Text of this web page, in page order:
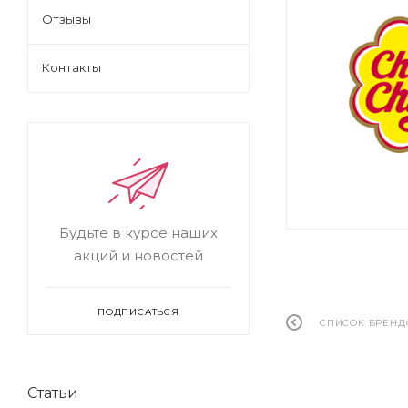
СПИСОК
Отзывы
Контакты
Будьте в курсе наших
акций и новостей
ПОДПИСАТЬСЯ
Статьи